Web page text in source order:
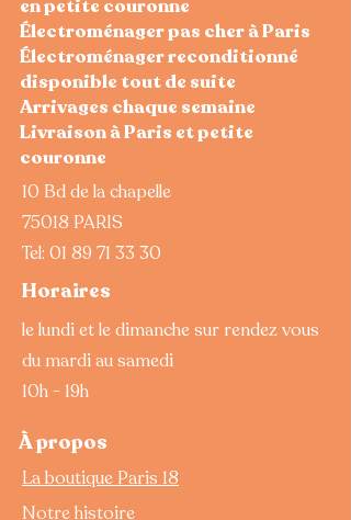
en petite couronne
Électroménager pas cher à Paris
Électroménager reconditionné
disponible tout de suite
Arrivages chaque semaine
Livraison à Paris et petite
couronne
10 Bd de la chapelle
75018 PARIS
Tel: 01 89 71 33 30
Horaires
le lundi et le dimanche sur rendez vous
du mardi au samedi
10h - 19h
CGV
mentions légales
À propos
La boutique Paris 18
Notre histoire